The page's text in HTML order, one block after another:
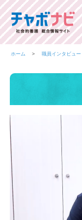
ホーム 職員インタビュー